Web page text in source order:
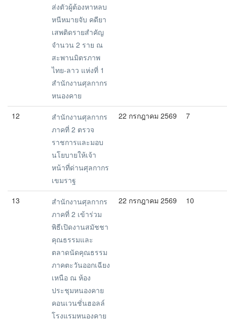
ส่งตัวผู้ต้องหาหลบ
หนีหมายจับ คดียา
เสพติดรายสำคัญ
จำนวน 2 ราย ณ
สะพานมิตรภาพ
ไทย-ลาว แห่งที่ 1
สำนักงานศุลกากร
หนองคาย
12
สำนักงานศุลกากร
ภาคที่ 2 ตรวจ
ราชการและมอบ
นโยบายให้เจ้า
หน้าที่ด่านศุลกากร
เขมราฐ
22 กรกฎาคม 2569 7
13
สำนักงานศุลกากร
ภาคที่ 2 เข้าร่วม
พิธีเปิดงานสมัชชา
คุณธรรมและ
ตลาดนัดคุณธรรม
ภาคตะวันออกเฉียง
เหนือ ณ ห้อง
ประชุมหนองคาย
คอนเวนชั่นฮอลล์
โรงแรมหนองคาย
22 กรกฎาคม 2569 10